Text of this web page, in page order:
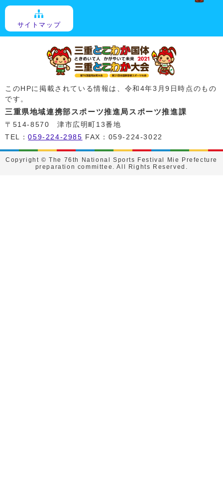
サイトマップ
このHPに掲載されている情報は、令和4年3月9日時点のもの
です。
三重県地域連携部スポーツ推進局スポーツ推進課
〒514-8570 津市広明町13番地
TEL：059-224-2985 FAX：059-224-3022
Copyright © The 76th National Sports Festival Mie Prefecture
preparation committee. All Rights Reserved.